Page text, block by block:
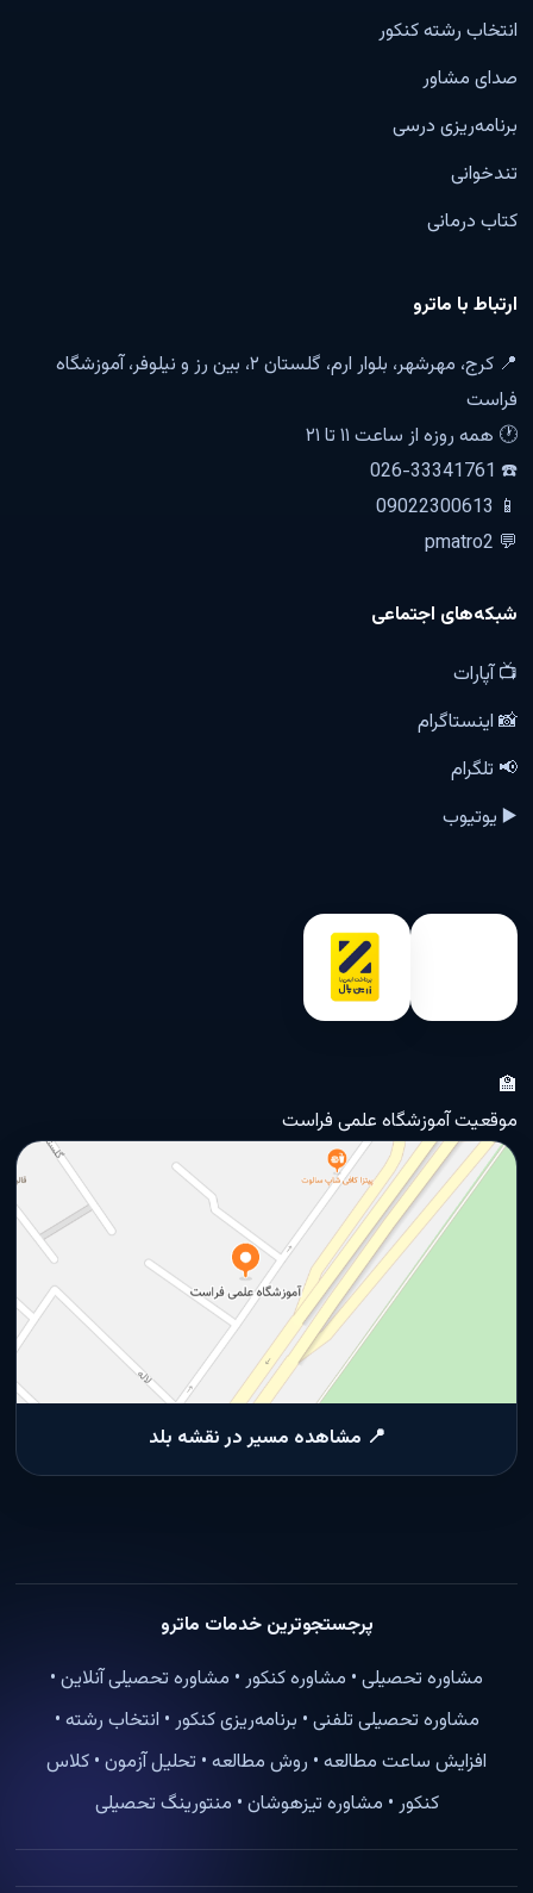
انتخاب رشته کنکور
صدای مشاور
برنامه‌ریزی درسی
تندخوانی
کتاب درمانی
ارتباط با ماترو
📍 کرج، مهرشهر، بلوار ارم، گلستان ۲، بین رز و نیلوفر، آموزشگاه
فراست
🕐 همه روزه از ساعت ۱۱ تا ۲۱
☎️ 026-33341761
📱 09022300613
💬 pmatro2
شبکه‌های اجتماعی
📺 آپارات
📸 اینستاگرام
📢 تلگرام
▶️ یوتیوب
🏫
موقعیت آموزشگاه علمی فراست
📍 مشاهده مسیر در نقشه بلد
پرجستجوترین خدمات ماترو
مشاوره تحصیلی • مشاوره کنکور • مشاوره تحصیلی آنلاین •
مشاوره تحصیلی تلفنی • برنامه‌ریزی کنکور • انتخاب رشته •
افزایش ساعت مطالعه • روش مطالعه • تحلیل آزمون • کلاس
کنکور • مشاوره تیزهوشان • منتورینگ تحصیلی